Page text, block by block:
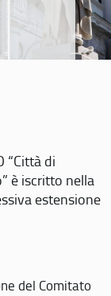
“Città di
è iscritto nella
estensione
del Comitato